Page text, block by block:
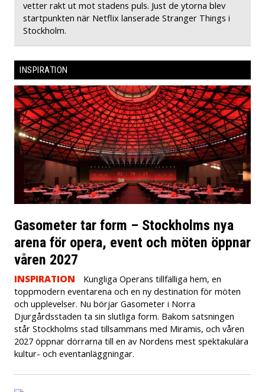
vetter rakt ut mot stadens puls. Just de ytorna blev
startpunkten när Netflix lanserade Stranger Things i
Stockholm.
INSPIRATION
Gasometer tar form – Stockholms nya
arena för opera, event och möten öppnar
våren 2027
INSPIRATION
Kungliga Operans tillfälliga hem, en
toppmodern eventarena och en ny destination för möten
och upplevelser. Nu börjar Gasometer i Norra
Djurgårdsstaden ta sin slutliga form. Bakom satsningen
står Stockholms stad tillsammans med Miramis, och våren
2027 öppnar dörrarna till en av Nordens mest spektakulära
kultur- och eventanläggningar.